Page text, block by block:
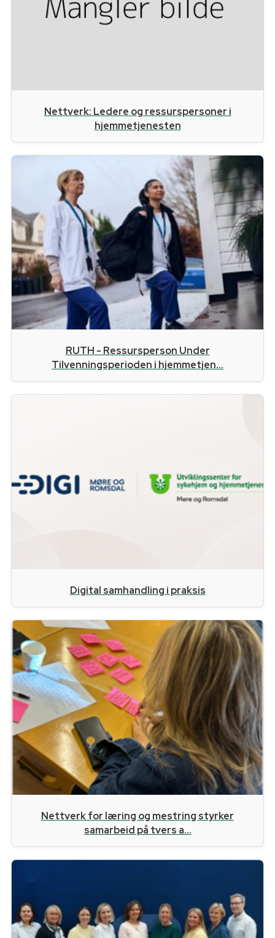
Nettverk: Ledere og ressurspersoner i
hjemmetjenesten
RUTH - Ressursperson Under
Tilvenningsperioden i hjemmetjen...
Digital samhandling i praksis
Nettverk for læring og mestring styrker
samarbeid på tvers a...